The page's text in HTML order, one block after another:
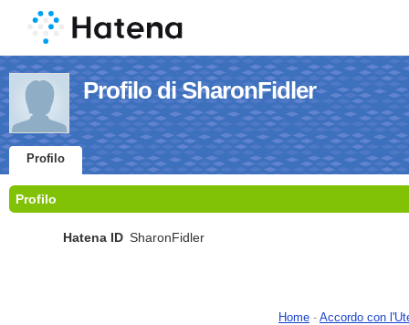
Profilo di SharonFidler
Profilo
Profilo
Hatena ID SharonFidler
Home - Accordo con